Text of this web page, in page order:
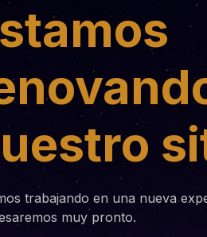
trabajando en una nueva
muy pronto.